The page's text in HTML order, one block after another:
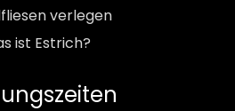
verlegen
ist Estrich?